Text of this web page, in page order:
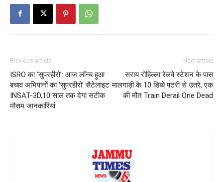
Previous article
ISRO का ‘सुपरहीरो’: आज लॉन्च हुआ
बचाव अभियानों का ‘सुपरहीरो’ सैटेलाइट
INSAT-3D,10 साल तक देगा सटीक
मौसम जानकारियां
Next article
सराय रोहिल्ला रेलवे स्टेशन के पास
मालगाड़ी के 10 डिब्बे पटरी से उतरे, एक
की मौत Train Derail One Dead